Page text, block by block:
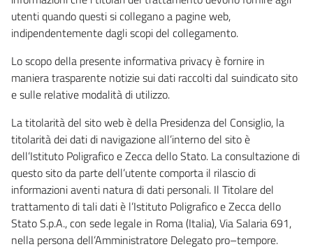
utenti quando questi si collegano a pagine web,
indipendentemente dagli scopi del collegamento.
Lo scopo della presente informativa privacy è fornire in
maniera trasparente notizie sui dati raccolti dal suindicato sito
e sulle relative modalità di utilizzo.
La titolarità del sito web è della Presidenza del Consiglio, la
titolarità dei dati di navigazione all’interno del sito è
dell’Istituto Poligrafico e Zecca dello Stato. La consultazione di
questo sito da parte dell’utente comporta il rilascio di
informazioni aventi natura di dati personali. Il Titolare del
trattamento di tali dati è l’Istituto Poligrafico e Zecca dello
Stato S.p.A., con sede legale in Roma (Italia), Via Salaria 691,
nella persona dell’Amministratore Delegato pro–tempore.